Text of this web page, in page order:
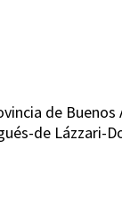
de Buenos
de Lázzari-